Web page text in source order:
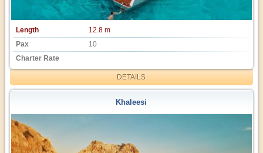
Length
12.8 m
Pax
10
Charter Rate
DETAILS
Khaleesi